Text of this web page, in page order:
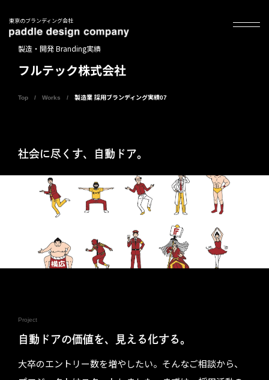
東京のブランディング会社
製造・開発 Branding実績
フルテック株式会社
Top Works 製造業 採用ブランディング実績07
社会に尽くす、自動ドア。
Project
自動ドアの価値を、見える化する。
大卒のエントリー数を増やしたい。そんなご相談から、